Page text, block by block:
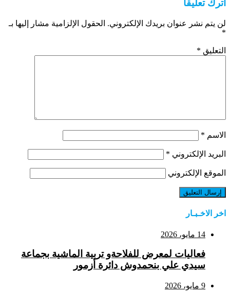
اترك تعليقاً
لن يتم نشر عنوان بريدك الإلكتروني. الحقول الإلزامية مشار إليها بـ
*
التعليق *
الاسم *
البريد الإلكتروني *
الموقع الإلكتروني
اخر الاخـبـار
14 مايو، 2026
فعاليات لمعرض للفلاحةو تربية الماشية بجماعة
سيدي علي بنحمدوش دائرة أزمور
9 مايو، 2026